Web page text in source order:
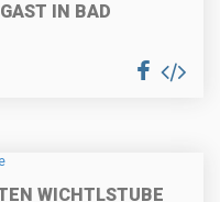
IN BAD
WICHTLSTUBE